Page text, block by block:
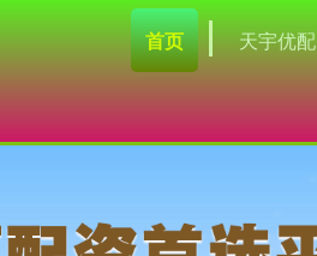
首页 天宇优配